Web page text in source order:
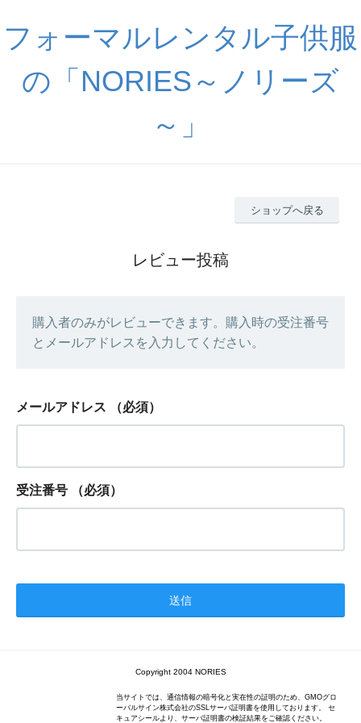
フォーマルレンタル子供服
の「NORIES～ノリーズ
～」
ショップへ戻る
レビュー投稿
購入者のみがレビューできます。購入時の受注番号
とメールアドレスを入力してください。
メールアドレス （必須）
受注番号 （必須）
Copyright 2004 NORIES
当サイトでは、通信情報の暗号化と実在性の証明のため、GMOグロ
ーバルサイン株式会社のSSLサーバ証明書を使用しております。 セ
キュアシールより、サーバ証明書の検証結果をご確認ください。